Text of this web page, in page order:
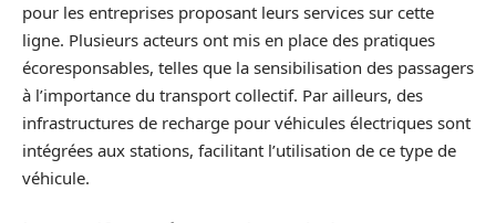
pour les entreprises proposant leurs services sur cette
ligne. Plusieurs acteurs ont mis en place des pratiques
écoresponsables, telles que la sensibilisation des passagers
à l’importance du transport collectif. Par ailleurs, des
infrastructures de recharge pour véhicules électriques sont
intégrées aux stations, facilitant l’utilisation de ce type de
véhicule.